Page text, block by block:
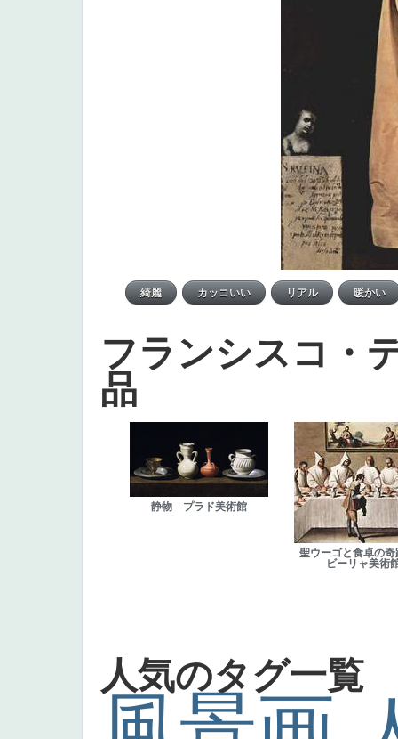
フランシスコ・
品
静物 プラド美術館
聖ウーゴと食卓の
ビーリャ美術
人気のタグ一覧